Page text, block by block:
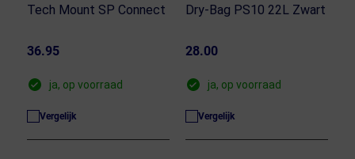
Tech Mount SP Connect
36.95
ja, op voorraad
Vergelijk
Dry-Bag PS10 22L Zwart
28.00
ja, op voorraad
Vergelijk